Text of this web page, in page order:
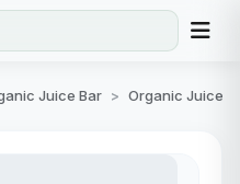
Juice Bar > Organic Juice